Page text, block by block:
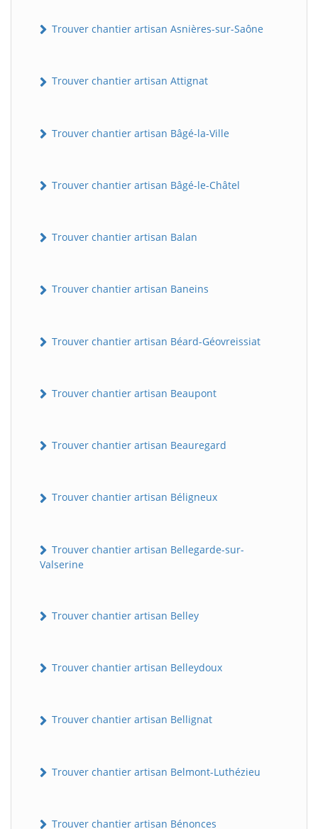
Trouver chantier artisan Asnières-sur-Saône
Trouver chantier artisan Attignat
Trouver chantier artisan Bâgé-la-Ville
Trouver chantier artisan Bâgé-le-Châtel
Trouver chantier artisan Balan
Trouver chantier artisan Baneins
Trouver chantier artisan Béard-Géovreissiat
Trouver chantier artisan Beaupont
Trouver chantier artisan Beauregard
Trouver chantier artisan Béligneux
Trouver chantier artisan Bellegarde-sur-
Valserine
Trouver chantier artisan Belley
Trouver chantier artisan Belleydoux
Trouver chantier artisan Bellignat
Trouver chantier artisan Belmont-Luthézieu
Trouver chantier artisan Bénonces